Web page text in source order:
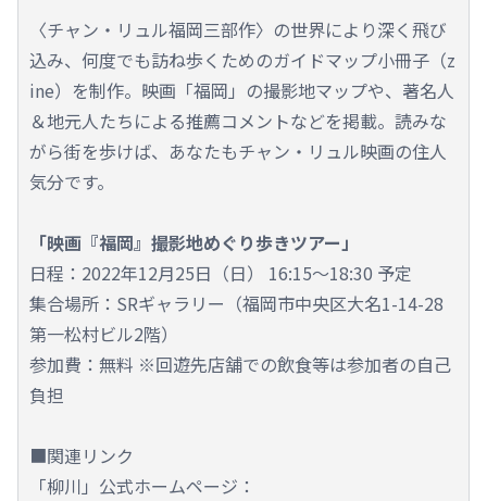
〈チャン・リュル福岡三部作〉の世界により深く飛び
込み、何度でも訪ね歩くためのガイドマップ小冊子（z
ine）を制作。映画「福岡」の撮影地マップや、著名人
＆地元人たちによる推薦コメントなどを掲載。読みな
がら街を歩けば、あなたもチャン・リュル映画の住人
気分です。
「映画『福岡』撮影地めぐり歩きツアー」
日程：2022年12月25日（日） 16:15～18:30 予定
集合場所：SRギャラリー（福岡市中央区大名1-14-28
第一松村ビル2階）
参加費：無料 ※回遊先店舗での飲食等は参加者の自己
負担
■関連リンク
「柳川」公式ホームページ：